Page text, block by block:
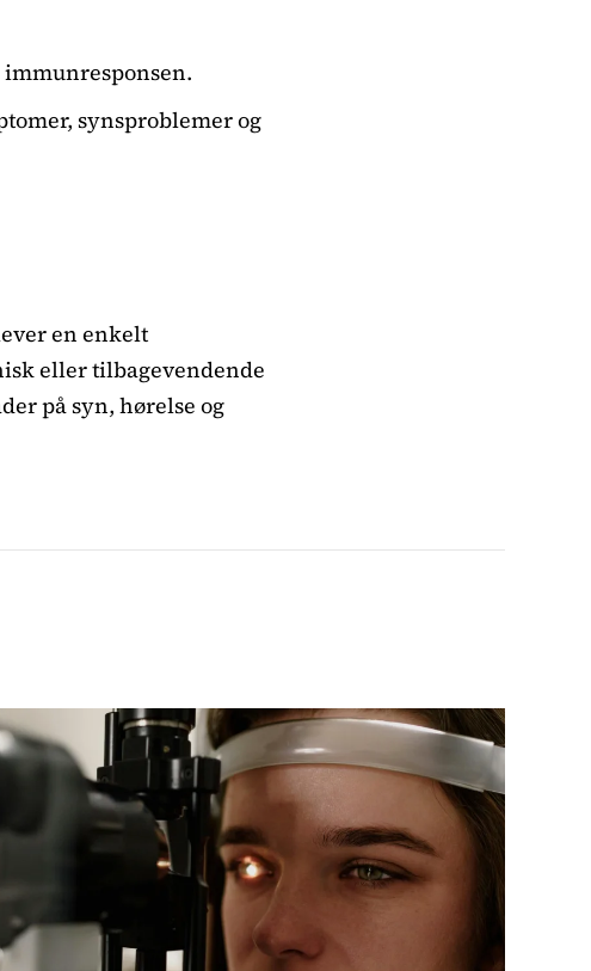
synsproblemer og
en enkelt
eller tilbagevendende
på syn, hørelse og